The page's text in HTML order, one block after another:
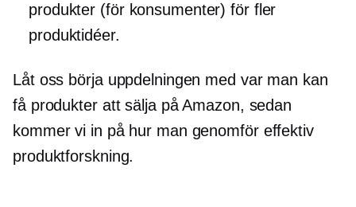
produkter (för konsumenter) för fler
produktidéer.
Låt oss börja uppdelningen med var man kan
få produkter att sälja på Amazon, sedan
kommer vi in ​​på hur man genomför effektiv
produktforskning.